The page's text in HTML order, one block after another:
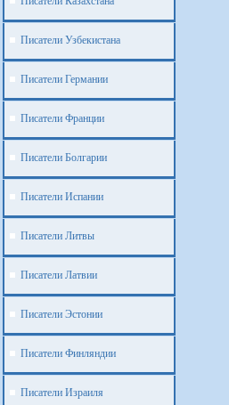
Писатели Узбекистана
Писатели Германии
Писатели Франции
Писатели Болгарии
Писатели Испании
Писатели Литвы
Писатели Латвии
Писатели Эстонии
Писатели Финляндии
Писатели Израиля